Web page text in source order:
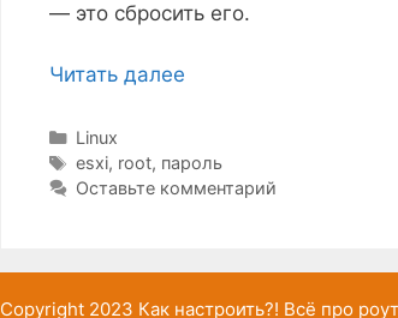
— это сбросить его.
Читать далее
Рубрики
Linux
Метки
esxi, root, пароль
Оставьте комментарий
Copyright 2023 Как настроить?! Всё про